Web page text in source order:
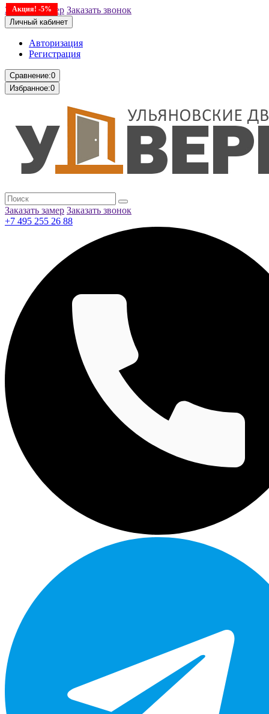
Заказать замер Заказать звонок
Личный кабинет
Авторизация
Регистрация
Сравнение:0
Избранное:0
Заказать замер Заказать звонок
+7 495 255 26 88
Акция! -5%